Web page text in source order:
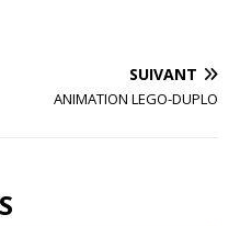
SUIVANT
ANIMATION LEGO-DUPLO